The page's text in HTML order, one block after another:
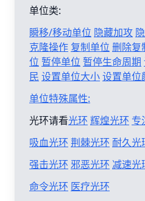
单位类:
瞬移/移动单位 隐藏加攻
克隆操作 复制单位 删除复
位 暂停单位 暂停生命周期
民 设置单位大小设置单位
单位特殊属性:
光环请看光环 辉煌光环 专
吸血光环 荆棘光环 耐久光
强击光环 邪恶光环 减速光
命令光环 医疗光环